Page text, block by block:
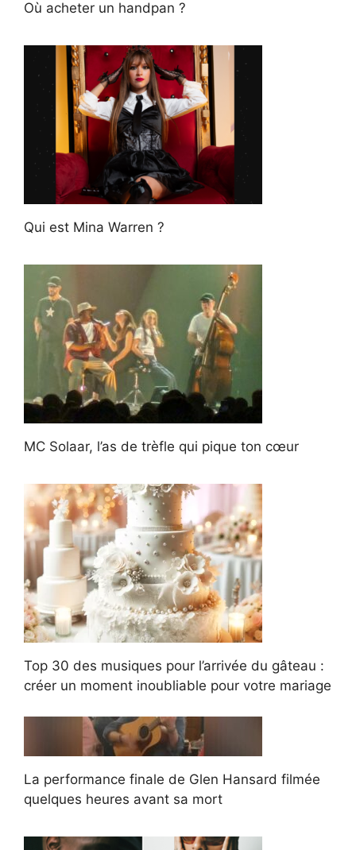
Où acheter un handpan ?
Qui est Mina Warren ?
MC Solaar, l’as de trèfle qui pique ton cœur
Top 30 des musiques pour l’arrivée du gâteau :
créer un moment inoubliable pour votre mariage
La performance finale de Glen Hansard filmée
quelques heures avant sa mort